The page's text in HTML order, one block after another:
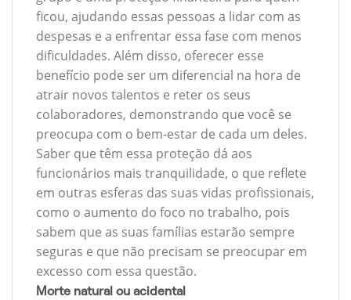
ficou, ajudando essas pessoas a lidar com as
despesas e a enfrentar essa fase com menos
dificuldades. Além disso, oferecer esse
benefício pode ser um diferencial na hora de
atrair novos talentos e reter os seus
colaboradores, demonstrando que você se
preocupa com o bem-estar de cada um deles.
Saber que têm essa proteção dá aos
funcionários mais tranquilidade, o que reflete
em outras esferas das suas vidas profissionais,
como o aumento do foco no trabalho, pois
sabem que as suas famílias estarão sempre
seguras e que não precisam se preocupar em
excesso com essa questão.
Morte natural ou acidental